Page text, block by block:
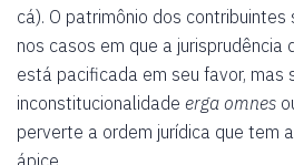
cá). O patrimônio dos contribuintes
nos casos em que a jurisprudência
está pacificada em seu favor, mas
inconstitucionalidade erga omnes
perverte a ordem jurídica que tem
ápice.